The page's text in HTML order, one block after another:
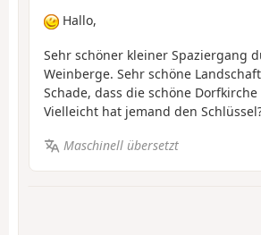
Hallo,
Sehr schöner kleiner Spaziergang
Weinberge. Sehr schöne
Schade, dass die schöne
Vielleicht hat jemand den
Maschinell übersetzt